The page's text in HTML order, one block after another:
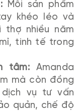
Mỗi sản phẩm
khéo léo và
thợ nhiều năm
tinh tế trong
tâm:Amanda
mà còn đồng
dịch vụ tư vấn
quản, chế độ